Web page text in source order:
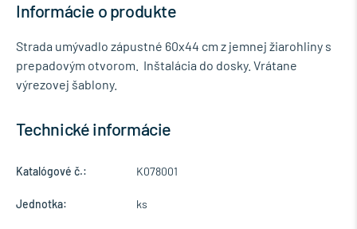
Informácie o produkte
Strada umývadlo zápustné 60x44 cm z jemnej žiarohliny s
prepadovým otvorom. Inštalácia do dosky. Vrátane
výrezovej šablony.
Technické informácie
Katalógové č.: K078001
Jednotka: ks